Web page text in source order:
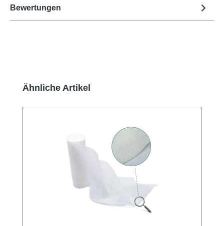
Bewertungen
Produktgalerie überspringen
Ähnliche Artikel